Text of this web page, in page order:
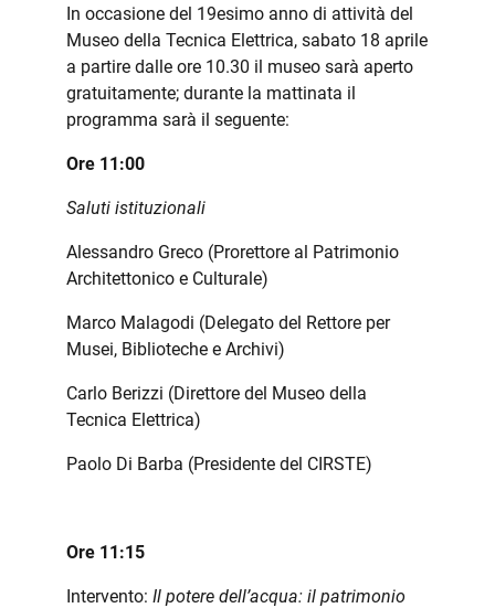
In occasione del 19esimo anno di attività del
Museo della Tecnica Elettrica, sabato 18 aprile
a partire dalle ore 10.30 il museo sarà aperto
gratuitamente; durante la mattinata il
programma sarà il seguente:
Ore 11:00
Saluti istituzionali
Alessandro Greco (Prorettore al Patrimonio
Architettonico e Culturale)
Marco Malagodi (Delegato del Rettore per
Musei, Biblioteche e Archivi)
Carlo Berizzi (Direttore del Museo della
Tecnica Elettrica)
Paolo Di Barba (Presidente del CIRSTE)
Ore 11:15
Intervento: Il potere dell’acqua: il patrimonio